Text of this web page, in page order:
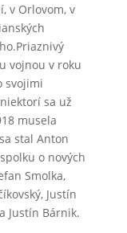
v Orlovom, v
vojnou v roku
svojimi
sa už
musela
stal Anton
o nových
Smolka,
Justín
Justín Bárnik.